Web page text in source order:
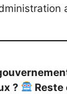
?
Reste